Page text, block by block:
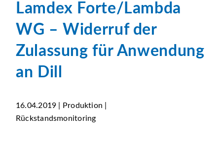
Lamdex Forte/Lambda
WG – Widerruf der
Zulassung für Anwendung
an Dill
16.04.2019 | Produktion |
Rückstandsmonitoring